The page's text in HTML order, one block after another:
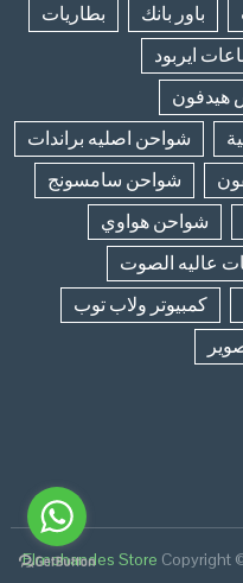
باور بانك
بطاريات
ايربود
هيدفون
شواحن اصليه براندات
شواحن سامسونج
شواحن هواوي
عاليه الصوت
كمبيوتر ولاب توب
Elmohandes Store Copyright